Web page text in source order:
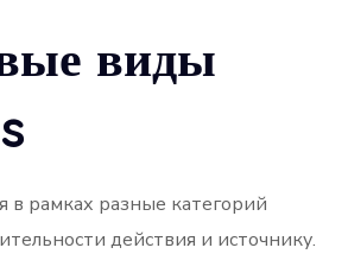
виды
в рамках разные категорий
действия и источнику.